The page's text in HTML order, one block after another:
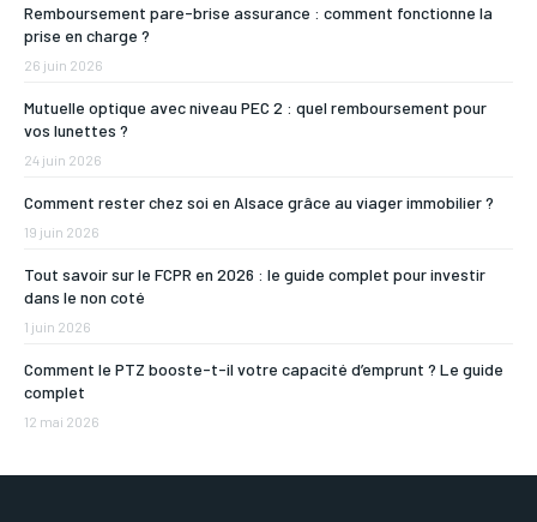
Remboursement pare-brise assurance : comment fonctionne la
prise en charge ?
26 juin 2026
Mutuelle optique avec niveau PEC 2 : quel remboursement pour
vos lunettes ?
24 juin 2026
Comment rester chez soi en Alsace grâce au viager immobilier ?
19 juin 2026
Tout savoir sur le FCPR en 2026 : le guide complet pour investir
dans le non coté
1 juin 2026
Comment le PTZ booste-t-il votre capacité d’emprunt ? Le guide
complet
12 mai 2026